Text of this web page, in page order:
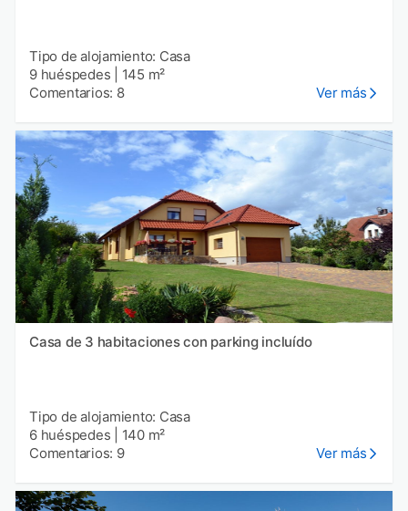
Tipo de alojamiento: Casa
9 huéspedes
145 m²
Comentarios: 8
Ver más
Casa de 3 habitaciones con parking incluído
Tipo de alojamiento: Casa
6 huéspedes
140 m²
Comentarios: 9
Ver más